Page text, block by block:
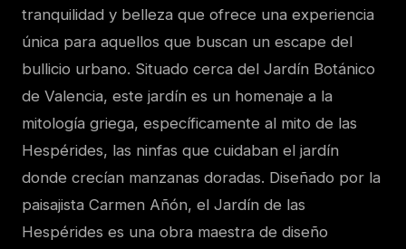
tranquilidad y belleza que ofrece una experiencia
única para aquellos que buscan un escape del
bullicio urbano. Situado cerca del Jardín Botánico
de Valencia, este jardín es un homenaje a la
mitología griega, específicamente al mito de las
Hespérides, las ninfas que cuidaban el jardín
donde crecían manzanas doradas. Diseñado por la
paisajista Carmen Añón, el Jardín de las
Hespérides es una obra maestra de diseño